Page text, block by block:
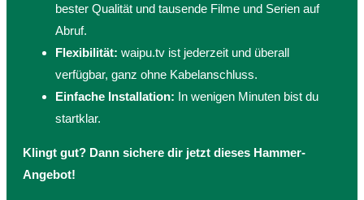
bester Qualität und tausende Filme und Serien auf
Abruf.
Flexibilität: waipu.tv ist jederzeit und überall
verfügbar, ganz ohne Kabelanschluss.
Einfache Installation: In wenigen Minuten bist du
startklar.
Klingt gut? Dann sichere dir jetzt dieses Hammer-
Angebot!